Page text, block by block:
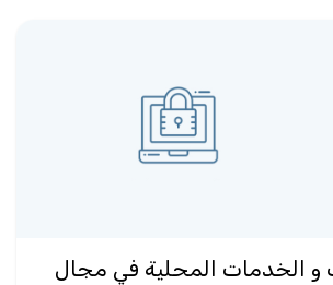
و الخدمات المحلية في مجال